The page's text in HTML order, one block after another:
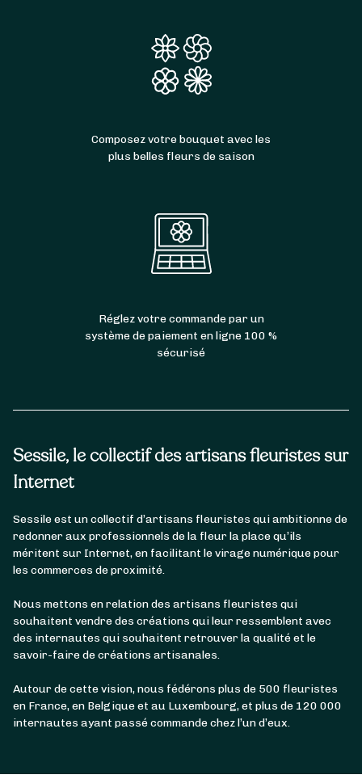
Sessile, le collectif des artisans fleuristes sur
Internet
Sessile est un collectif d’artisans fleuristes qui ambitionne de
redonner aux professionnels de la fleur la place qu’ils
méritent sur Internet, en facilitant le virage numérique pour
les commerces de proximité.
Nous mettons en relation des artisans fleuristes qui
souhaitent vendre des créations qui leur ressemblent avec
des internautes qui souhaitent retrouver la qualité et le
savoir-faire de créations artisanales.
Autour de cette vision, nous fédérons plus de 500 fleuristes
en France, en Belgique et au Luxembourg, et plus de 120 000
internautes ayant passé commande chez l’un d’eux.
Composez votre bouquet avec les
plus belles fleurs de saison
Réglez votre commande par un
système de paiement en ligne 100 %
sécurisé